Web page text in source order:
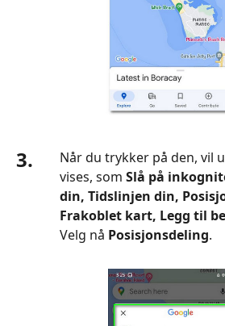
3.
Når du trykker på den, vil
vises, som Slå på
din, Tidslinjen din,
Frakoblet kart, Legg til
Velg nå Posisjonsdeling.